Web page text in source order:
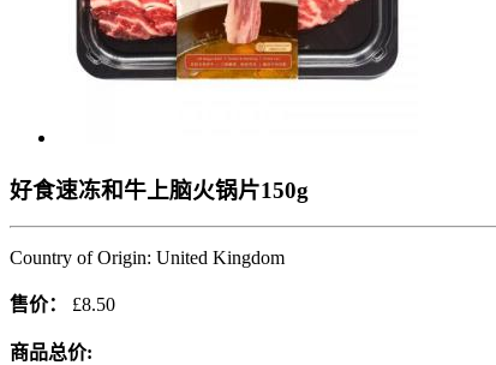
好食速冻和牛上脑火锅片150g
Country of Origin: United Kingdom
售价： £8.50
商品总价: